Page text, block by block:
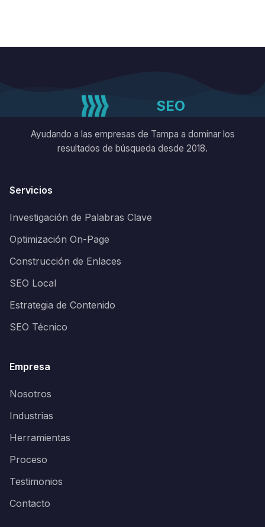
dirección
del
negocio.
SEO
Ayudando a las empresas de Tampa a dominar los
resultados de búsqueda desde 2018.
Servicios
Investigación de Palabras Clave
Optimización On-Page
Construcción de Enlaces
SEO Local
Estrategia de Contenido
SEO Técnico
Empresa
Nosotros
Industrias
Herramientas
Proceso
Testimonios
Contacto